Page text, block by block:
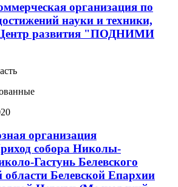
организация по
науки и техники,
развития "ПОДНИМИ
организация
собора Николы-
Гастунь Белевского
области Белевской Епархии